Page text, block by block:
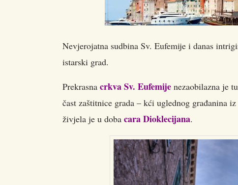
Nevjerojatna sudbina Sv. Eufemije i danas
istarski grad.
Prekrasna crkva Sv. Eufemije nezaobilazna je
čast zaštitnice grada – kći uglednog građanina
živjela je u doba cara Dioklecijana.